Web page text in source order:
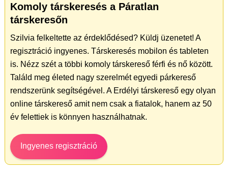
Komoly társkeresés a Páratlan
társkeresőn
Szilvia felkeltette az érdeklődésed? Küldj üzenetet! A
regisztráció ingyenes. Társkeresés mobilon és tableten
is. Nézz szét a többi komoly társkereső férfi és nő között.
Találd meg életed nagy szerelmét egyedi párkereső
rendszerünk segítségével. A Erdélyi társkereső egy olyan
online társkereső amit nem csak a fiatalok, hanem az 50
év felettiek is könnyen használhatnak.
Ingyenes regisztráció